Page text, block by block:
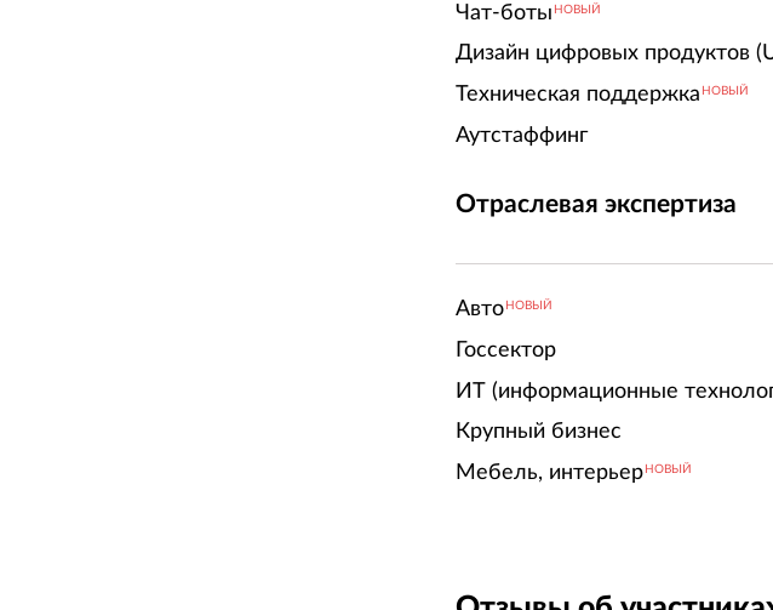
Чат-боты НОВЫЙ
Дизайн цифровых продуктов
Техническая поддержка НОВЫЙ
Аутстаффинг
Отраслевая экспертиза
Авто НОВЫЙ
Госсектор
ИТ (информационные
Крупный бизнес
Мебель, интерьер НОВЫЙ